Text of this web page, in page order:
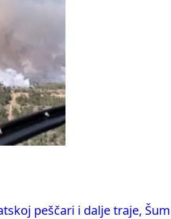
peščari i dalje traje,